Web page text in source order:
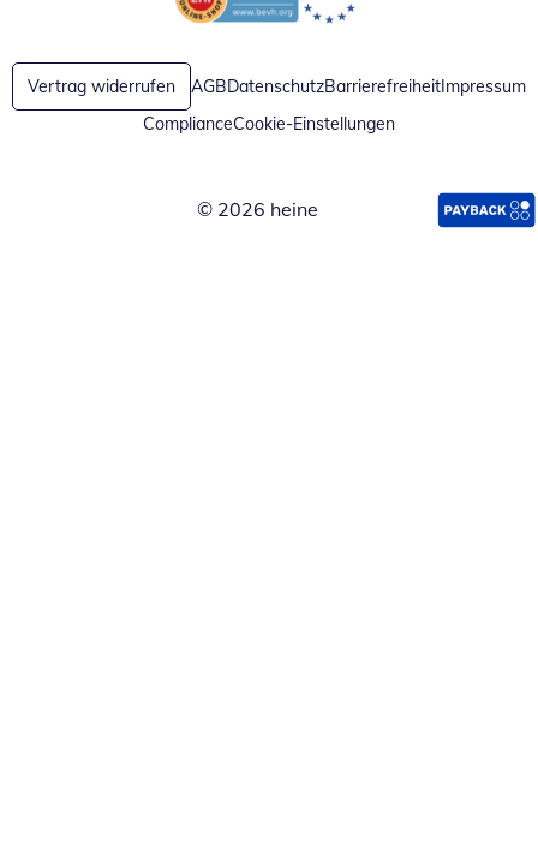
Öffnet in neuem FensterÖffnet in neuem Fenster
Vertrag widerrufen AGBDatenschutzBarrierefreiheitImpressum
ComplianceCookie-Einstellungen
© 2026 heine